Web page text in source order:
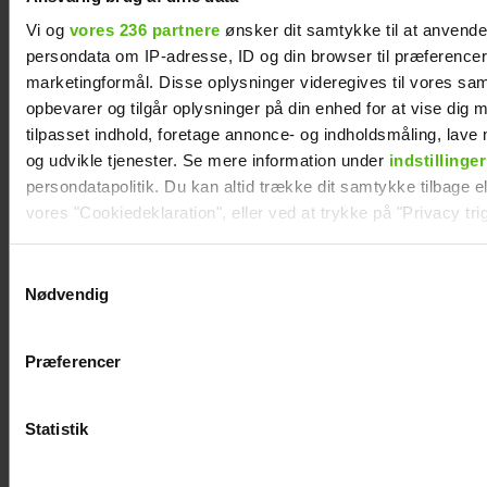
Vi og vores 236 partnere ønsker dit samtykke til at
persondata om IP-adresse, ID og din browser til
marketingformål. Disse oplysninger videregives til vores
opbevarer og tilgår oplysninger på din enhed for at vise dig
tilpasset indhold, foretage annonce- og indholdsmåling, lave
og udvikle tjenester. Se mere information under indstillinger
persondatapolitik. Du kan altid trække dit samtykke tilbage
vores "Cookiedeklaration", eller ved at trykke på "Privacy
Vi anvender egne cookies og cookies fra tredjeparter til at
generere statistik og huske dine præferencer samt til brug
Nødvendig
Præferencer
Statistik
nervøs!
Se billederne: Cille og Christopher på